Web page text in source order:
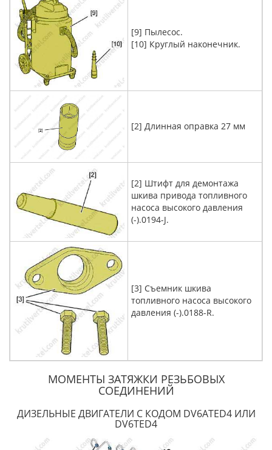
[9] Пылесос.
[10] Круглый наконечник.
[2] Длинная оправка 27 мм
[2] Штифт для демонтажа
шкива привода топливного
насоса высокого давления
(-).0194-J.
[3] Съемник шкива
топливного насоса высокого
давления (-).0188-R.
МОМЕНТЫ ЗАТЯЖКИ РЕЗЬБОВЫХ
СОЕДИНЕНИЙ
ДИЗЕЛЬНЫЕ ДВИГАТЕЛИ С КОДОМ DV6ATED4 ИЛИ
DV6TED4